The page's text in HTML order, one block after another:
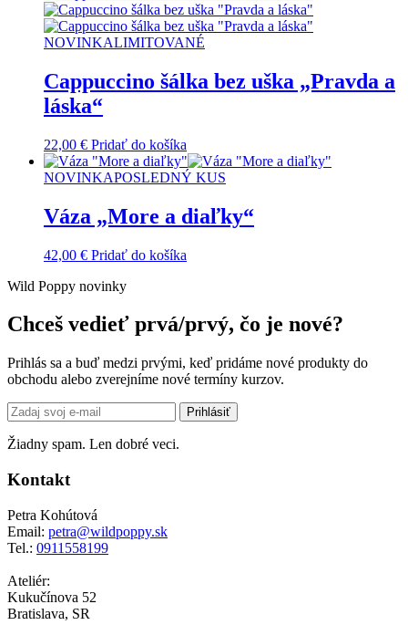
NOVINKALIMITOVANÉ
Cappuccino šálka bez uška „Pravda a
láska“
22,00 € Pridať do košíka
NOVINKAPOSLEDNÝ KUS
Váza „More a diaľky“
42,00 € Pridať do košíka
Wild Poppy novinky
Chceš vedieť prvá/prvý, čo je nové?
Prihlás sa a buď medzi prvými, keď pridáme nové produkty do
obchodu alebo zverejníme nové termíny kurzov.
Email
address
Prihlásiť
Žiadny spam. Len dobré veci.
Kontakt
Petra Kohútová
Email: petra@wildpoppy.sk
Tel.: 0911558199
Ateliér:
Kukučínova 52
Bratislava, SR